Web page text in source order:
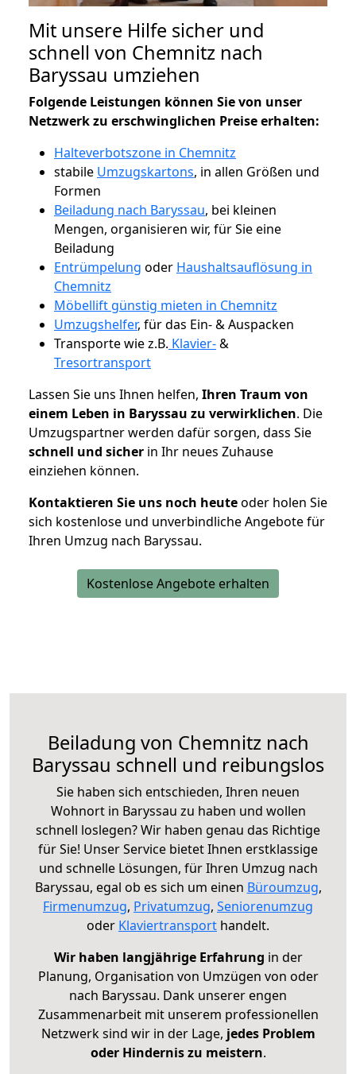
Mit unsere Hilfe sicher und
schnell von Chemnitz nach
Baryssau umziehen
Folgende Leistungen können Sie von unser
Netzwerk zu erschwinglichen Preise erhalten:
Halteverbotszone in Chemnitz
stabile Umzugskartons, in allen Größen und
Formen
Beiladung nach Baryssau, bei kleinen
Mengen, organisieren wir, für Sie eine
Beiladung
Entrümpelung oder Haushaltsauflösung in
Chemnitz
Möbellift günstig mieten in Chemnitz
Umzugshelfer, für das Ein- & Auspacken
Transporte wie z.B. Klavier-&
Tresortransport
Lassen Sie uns Ihnen helfen, Ihren Traum von
einem Leben in Baryssau zu verwirklichen. Die
Umzugspartner werden dafür sorgen, dass Sie
schnell und sicher in Ihr neues Zuhause
einziehen können.
Kontaktieren Sie uns noch heuteoder holen Sie
sich kostenlose und unverbindliche Angebote für
Ihren Umzug nach Baryssau.
Kostenlose Angebote erhalten
Beiladung von Chemnitz nach
Baryssau schnell und reibungslos
Sie haben sich entschieden, Ihren neuen
Wohnort in Baryssau zu haben und wollen
schnell loslegen? Wir haben genau das Richtige
für Sie! Unser Service bietet Ihnen erstklassige
und schnelle Lösungen, für Ihren Umzug nach
Baryssau, egal ob es sich um einen Büroumzug,
Firmenumzug, Privatumzug, Seniorenumzug
oder Klaviertransport handelt.
Wir haben langjährige Erfahrung in der
Planung, Organisation von Umzügen von oder
nach Baryssau. Dank unserer engen
Zusammenarbeit mit unserem professionellen
Netzwerk sind wir in der Lage, jedes Problem
oder Hindernis zu meistern.